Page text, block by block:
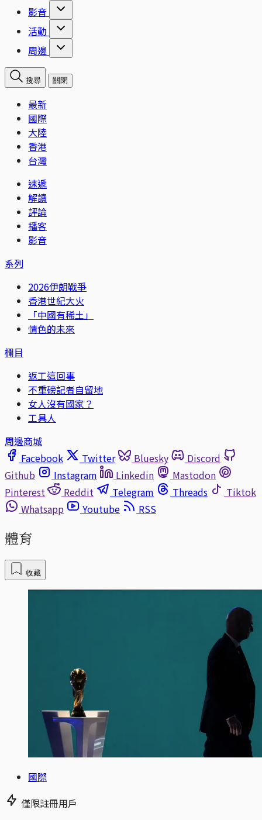
影音
活動
周邊
搜尋 關閉
最新
國際
大陸
香港
台灣
速遞
解讀
評論
播客
影音
系列
2026伊朗戰爭
香港世紀大火
「中國有稀土」
情色的未來
欄目
返工這回事
不重磅記者自留地
女人沒有國家？
工具人
周邊商城
Facebook
Twitter Bluesky
Discord
Github
Instagram Linkedin
Mastodon
Pinterest
Reddit Telegram Threads
Tiktok
Whatsapp
Youtube RSS
體育
收藏
國際
僅限註冊用戶